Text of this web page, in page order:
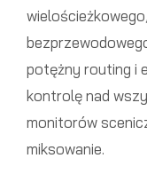
potężny routing i
kontrolę nad
monitorów
miksowanie.